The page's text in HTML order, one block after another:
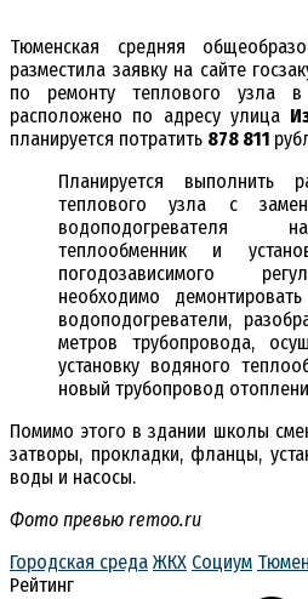
Тюменская средняя
разместила заявку на сайте
по ремонту теплового узла
расположено по адресу улица
планируется потратить 878 811
Планируется выполнить
теплового узла с
водоподогревателя
теплообменник и
погодозависимого
необходимо
водоподогреватели,
метров трубопровода,
установку водяного
новый трубопровод
Помимо этого в здании школы
затворы, прокладки, фланцы,
воды и насосы.
Фото превью remoo.ru
Городская среда ЖКХ Социум
Рейтинг